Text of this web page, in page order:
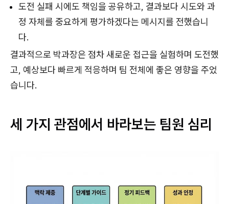
도전 실패 시에도 책임을 공유하고, 결과보다 시도와 과
정 자체를 중요하게 평가하겠다는 메시지를 전했습니
다.
결과적으로 박과장은 점차 새로운 접근을 실험하며 도전했
고, 예상보다 빠르게 적응하며 팀 전체에 좋은 영향을 주었
습니다.
세 가지 관점에서 바라보는 팀원 심리